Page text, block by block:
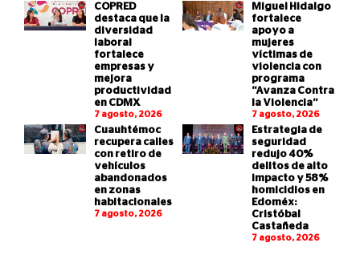
COPRED
destaca que la
diversidad
laboral
fortalece
empresas y
mejora
productividad
en CDMX
7 agosto, 2026
Miguel Hidalgo
fortalece
apoyo a
mujeres
víctimas de
violencia con
programa
“Avanza Contra
la Violencia”
7 agosto, 2026
Cuauhtémoc
recupera calles
con retiro de
vehículos
abandonados
en zonas
habitacionales
7 agosto, 2026
Estrategia de
seguridad
redujo 40%
delitos de alto
impacto y 58%
homicidios en
Edoméx:
Cristóbal
Castañeda
7 agosto, 2026